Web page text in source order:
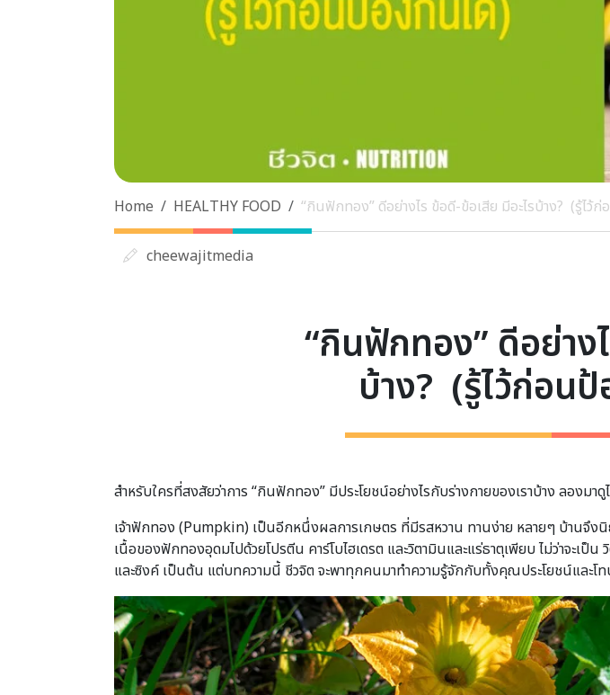
Home HEALTHY FOOD “กินฟักทอง” ดีอย่างไร ข้อดี-ข้อเสีย มีอะไรบ้าง? (รู้ไว้
cheewajitmedia
“กินฟักทอง” ดีอย่าง
บ้าง? (รู้ไว้ก่อน
สำหรับใครที่สงสัยว่าการ “กินฟักทอง” มีประโยชน์อย่างไรกับร่างกายของเราบ้าง ลองมา
เจ้าฟักทอง (Pumpkin) เป็นอีกหนึ่งผลการเกษตร ที่มีรสหวาน ทานง่าย หลายๆ บ้านจึง
เนื้อของฟักทองอุดมไปด้วยโปรตีน คาร์โบไฮเดรต และวิตามินและแร่ธาตุเพียบ ไม่ว่าจะเ
และซิงค์ เป็นต้น แต่บทความนี้ ชีวจิต จะพาทุกคนมาทำความรู้จักกับทั้งคุณประโยชน์และโ